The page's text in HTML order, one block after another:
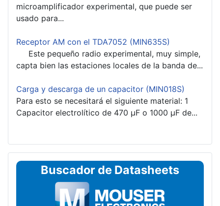
microamplificador experimental, que puede ser
usado para...
Receptor AM con el TDA7052 (MIN635S)
Este pequeño radio experimental, muy simple,
capta bien las estaciones locales de la banda de...
Carga y descarga de un capacitor (MIN018S)
Para esto se necesitará el siguiente material: 1
Capacitor electrolítico de 470 µF o 1000 µF de...
Buscador de Datasheets